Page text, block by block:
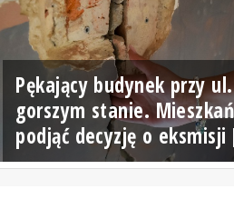
Pękający budynek przy
gorszym stanie.
podjąć decyzję o eksmisji